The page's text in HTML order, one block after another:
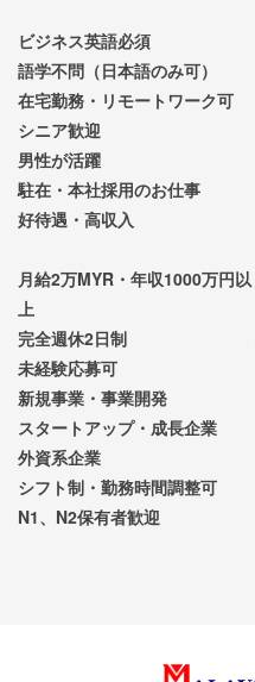
ビジネス英語必須
語学不問（日本語のみ可）
在宅勤務・リモートワーク可
シニア歓迎
男性が活躍
駐在・本社採用のお仕事
好待遇・高収入
月給2万MYR・年収1000万円以
上
完全週休2日制
未経験応募可
新規事業・事業開発
スタートアップ・成長企業
外資系企業
シフト制・勤務時間調整可
N1、N2保有者歓迎